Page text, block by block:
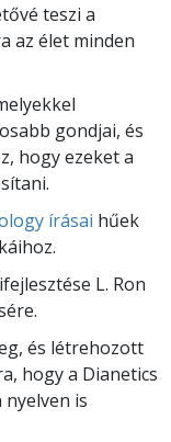
teszi a
az élet minden
gondjai, és
hogy ezeket a
írásai hűek
L. Ron
és létrehozott
hogy a Dianetics
is